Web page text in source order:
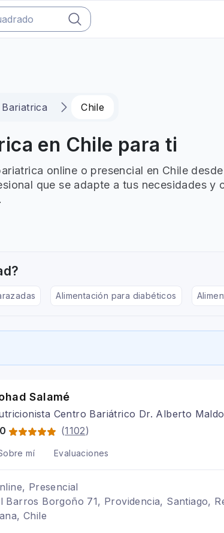
Bariatrica Chile
en Chile para ti
online o presencial en Chile
que se adapte a tus necesidades y
Alimentación para diabéticos
Salamé
Centro Bariátrico Dr. Alberto
(1102)
mí Evaluaciones
Presencial
Barros Borgoño 71, Providencia, Santiago,
Chile